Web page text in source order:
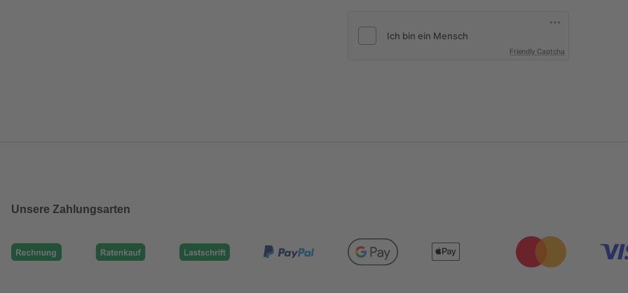
Friendly Captcha
Unsere Zahlungsarten